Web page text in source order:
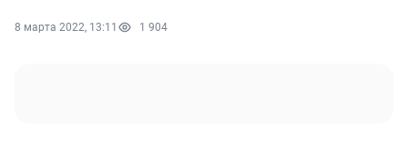
8 марта 2022, 13:11 1 904